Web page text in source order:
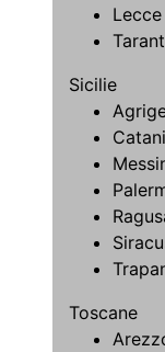
Lecce
Sicilie
Toscane